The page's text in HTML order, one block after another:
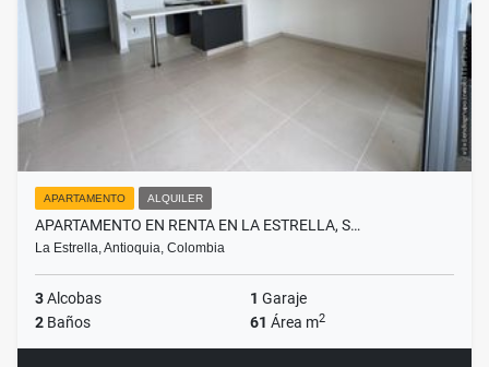
APARTAMENTO ALQUILER
APARTAMENTO EN RENTA EN LA ESTRELLA, S…
La Estrella, Antioquia, Colombia
3Alcobas 1 Garaje
2 Baños 61 Área m2